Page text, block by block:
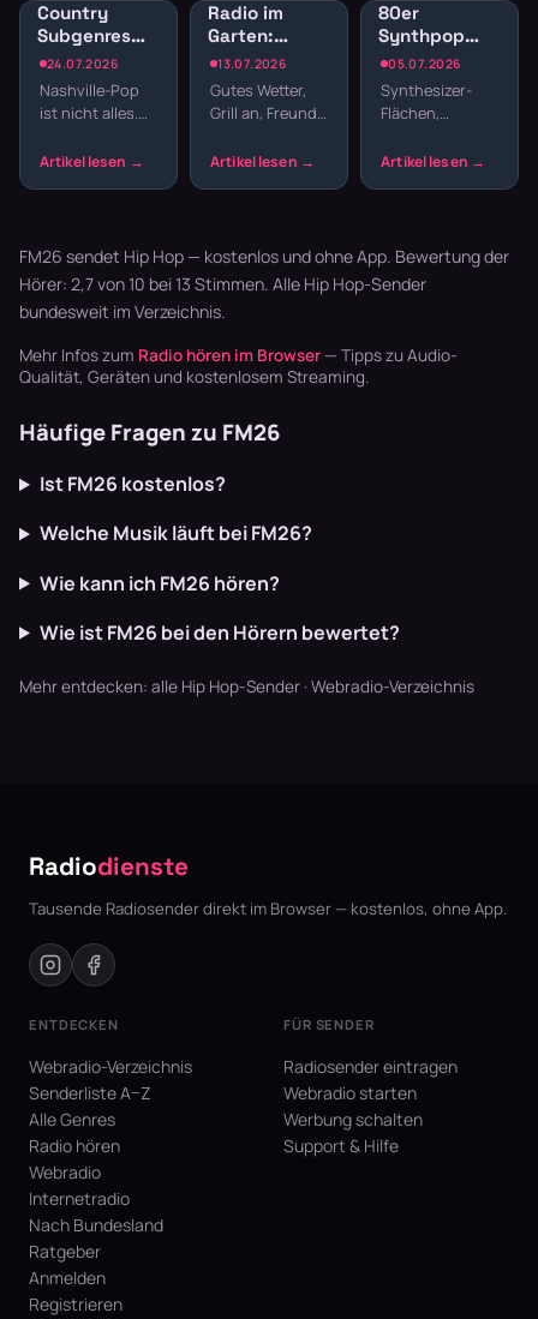
24.07.2026
Country
Subgenres
Radio:
Bluegrass,
Honky Tonk
Nashville-Pop
ist nicht alles.
Wurzeln, die
Bluegrass …
13.07.2026
Radio im
Garten:
Sender für
Gartenparty
und
Grillabend
Gutes Wetter,
Grill an, Freunde
noch die
Garten läu…
05.07.2026
80er
Synthpop
Radio: New
Wave und
elektronische
Synthesizer-
Flächen,
Melodien und
Synthpop war
FM26 sendet Hip Hop — kostenlos und ohne App. Bewertung der
Hörer: 2,7 von 10 bei 13 Stimmen. Alle Hip Hop-Sender
bundesweit im Verzeichnis.
Mehr Infos zum Radio hören im Browser — Tipps zu Audio-
Qualität, Geräten und kostenlosem Streaming.
Häufige Fragen zu FM26
Ist FM26 kostenlos?
Welche Musik läuft bei FM26?
Wie kann ich FM26 hören?
Wie ist FM26 bei den Hörern bewertet?
Mehr entdecken: alle Hip Hop-Sender · Webradio-Verzeichnis
Radiodienste
Tausende Radiosender direkt im Browser — kostenlos, ohne App.
ENTDECKEN
Webradio-Verzeichnis
Senderliste A–Z
Alle Genres
Radio hören
Webradio
Internetradio
Nach Bundesland
Ratgeber
Anmelden
Registrieren
FÜR SENDER
Radiosender eintragen
Webradio starten
Werbung schalten
Support & Hilfe